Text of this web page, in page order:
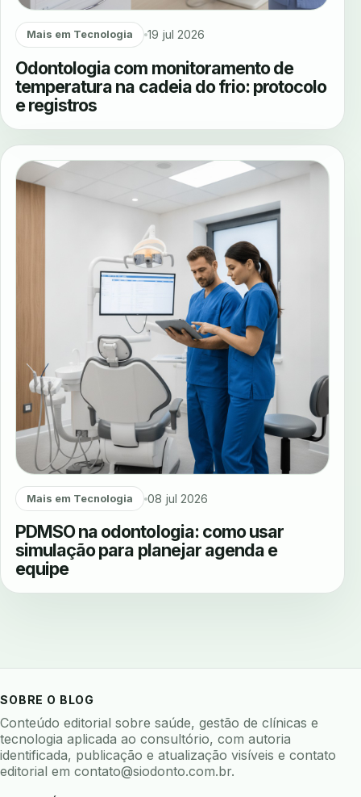
Mais em Tecnologia 19 jul 2026
Odontologia com monitoramento de
temperatura na cadeia do frio: protocolo
e registros
Mais em Tecnologia 08 jul 2026
PDMSO na odontologia: como usar
simulação para planejar agenda e
equipe
SOBRE O BLOG
Conteúdo editorial sobre saúde, gestão de clínicas e
tecnologia aplicada ao consultório, com autoria
identificada, publicação e atualização visíveis e contato
editorial em contato@siodonto.com.br.